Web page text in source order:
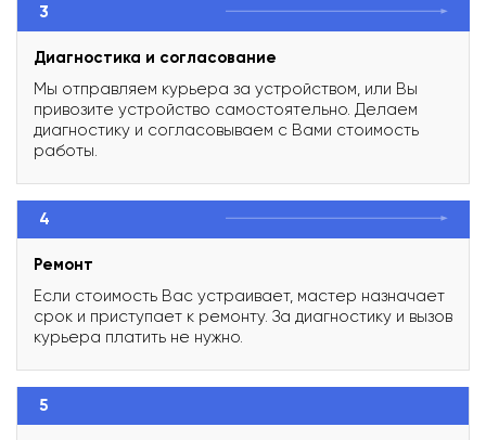
3
Диагностика и согласование
Мы отправляем курьера за устройством, или Вы
привозите устройство самостоятельно. Делаем
диагностику и согласовываем с Вами стоимость
работы.
4
Ремонт
Если стоимость Вас устраивает, мастер назначает
срок и приступает к ремонту. За диагностику и вызов
курьера платить не нужно.
5